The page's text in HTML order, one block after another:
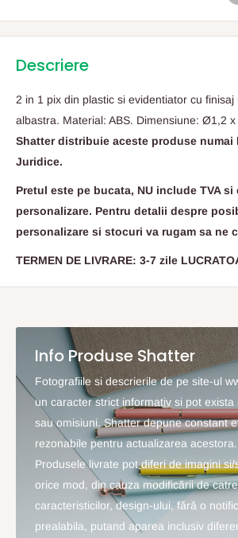
Descriere
2 in 1 pix din plastic si evidentiator cu
albastra. Material: ABS. Dimensiune: Ø1,2 x
Shatter distribuie aceste produse numai
Juridice.
Pretul este pe bucata, NU include TVA
personalizare. Pentru detalii despre
personalizare si stocuri va rugam sa ne
TERMEN DE LIVRARE: 3-7 zile
Info Produse Shatter
Fotografiile si descrierile de pe site-ul
un caracter strict informativ si pot exista
sau omisiuni. Shatter depune constant
rezonabile pentru actualizarea acestora.
Produsele livrate pot diferi de imagini
orice mod, din cauza modificării de
caracteristicilor, design-ului, fără o
prealabila, putand aparea inclusiv